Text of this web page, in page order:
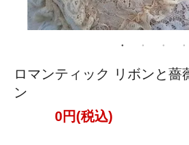
ロマンティック リボンと薔
ン
0円(税込)